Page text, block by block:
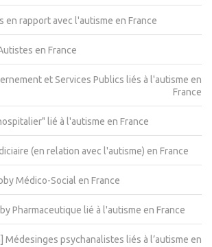
en rapport avec l'autisme en France
en France
et Services Publics liés à l'autisme en
France
lié à l'autisme en France
(en relation avec l'autisme) en France
Médico-Social en France
Pharmaceutique lié à l'autisme en France
Médesinges psychanalistes liés à l’autisme en